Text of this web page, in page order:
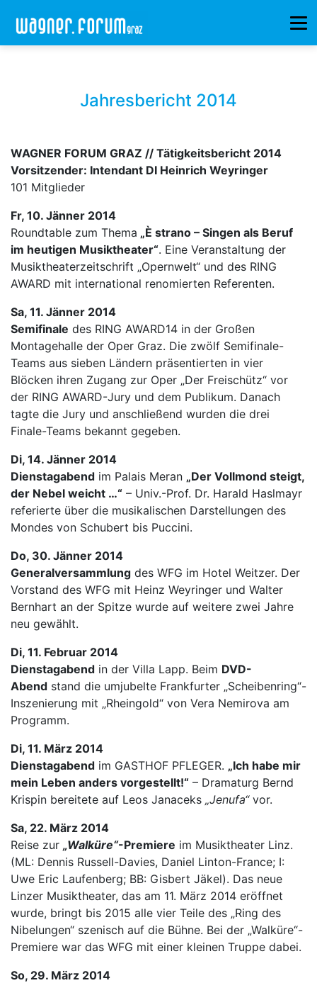
Jahresbericht 2014
WAGNER FORUM GRAZ // Tätigkeitsbericht 2014
Vorsitzender: Intendant DI Heinrich Weyringer
101 Mitglieder
Fr, 10. Jänner 2014
Roundtable zum Thema „È strano – Singen als Beruf
im heutigen Musiktheater“. Eine Veranstaltung der
Musiktheaterzeitschrift „Opernwelt“ und des RING
AWARD mit international renomierten Referenten.
Sa, 11. Jänner 2014
Semifinale des RING AWARD14 in der Großen
Montagehalle der Oper Graz. Die zwölf Semifinale-
Teams aus sieben Ländern präsentierten in vier
Blöcken ihren Zugang zur Oper „Der Freischütz“ vor
der RING AWARD-Jury und dem Publikum. Danach
tagte die Jury und anschließend wurden die drei
Finale-Teams bekannt gegeben.
Di, 14. Jänner 2014
Dienstagabend im Palais Meran „Der Vollmond steigt,
der Nebel weicht …“ – Univ.-Prof. Dr. Harald Haslmayr
referierte über die musikalischen Darstellungen des
Mondes von Schubert bis Puccini.
Do, 30. Jänner 2014
Generalversammlung des WFG im Hotel Weitzer. Der
Vorstand des WFG mit Heinz Weyringer und Walter
Bernhart an der Spitze wurde auf weitere zwei Jahre
neu gewählt.
Di, 11. Februar 2014
Dienstagabend in der Villa Lapp. Beim DVD-
Abend stand die umjubelte Frankfurter „Scheibenring“-
Inszenierung mit „Rheingold“ von Vera Nemirova am
Programm.
Di, 11. März 2014
Dienstagabend im GASTHOF PFLEGER. „Ich habe mir
mein Leben anders vorgestellt!“ – Dramaturg Bernd
Krispin bereitete auf Leos Janaceks „Jenufa“vor.
Sa, 22. März 2014
Reise zur „Walküre“-Premiere im Musiktheater Linz.
(ML: Dennis Russell-Davies, Daniel Linton-France; I:
Uwe Eric Laufenberg; BB: Gisbert Jäkel). Das neue
Linzer Musiktheater, das am 11. März 2014 eröffnet
wurde, bringt bis 2015 alle vier Teile des „Ring des
Nibelungen“ szenisch auf die Bühne. Bei der „Walküre“-
Premiere war das WFG mit einer kleinen Truppe dabei.
So, 29. März 2014